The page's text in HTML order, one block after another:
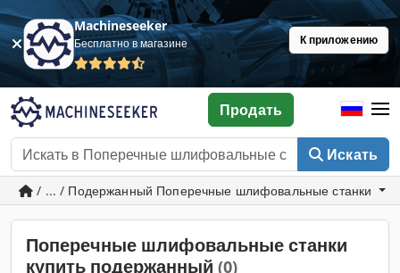
Machineseeker
Бесплатно в магазине К приложению
Искать
Продать
/ ... / Подержанный Поперечные шлифовальные станки
Поперечные шлифовальные станки
купить подержанный (0)